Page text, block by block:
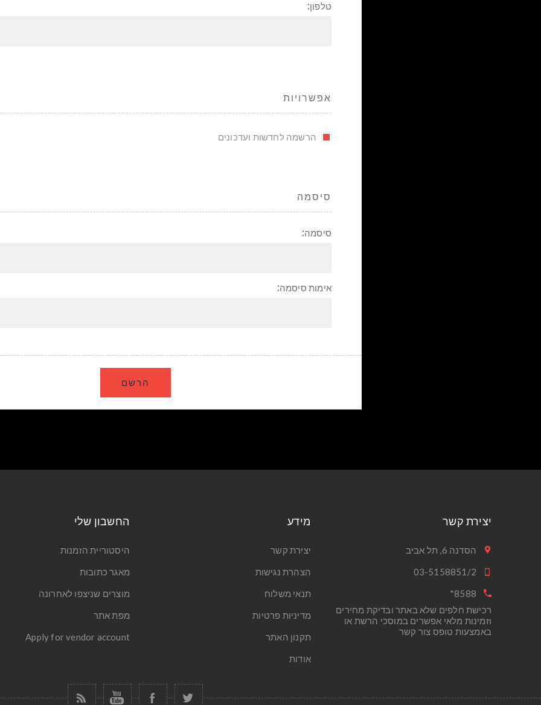
טלפון:
אפשרויות
הרשמה לחדשות ועדכונים
סיסמה
סיסמה:
אימות סיסמה:
יצירת קשר
הסדנה 6, תל אביב
03-5158851/2
8588*
רכישת חלפים שלא באתר ובדיקת מחירים
וזמינות מלאי אפשרים במוסכי הרשת או
באמצעות טופס צור קשר
מידע
יצירת קשר
הצהרת נגישות
תנאי משלוח
מדיניות פרטיות
תקנון האתר
אודות
החשבון שלי
היסטוריית הזמנות
מאגר כתובות
מוצרים שניצפו לאחרונה
מפת אתר
Apply for vendor account